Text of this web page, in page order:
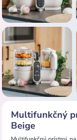
Multifunkčný
Beige